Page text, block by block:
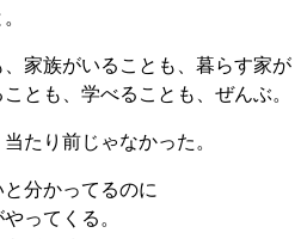
家族がいることも、暮らす家が
とも、学べることも、ぜんぶ。
たり前じゃなかった。
分かってるのに
ってくる。